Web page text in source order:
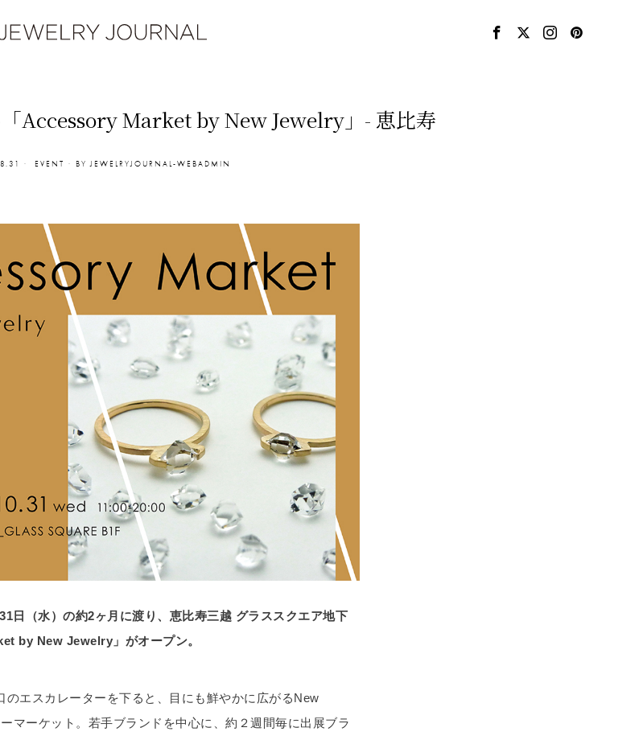
Accessory Market by New Jewelry」- 恵比寿
EVENT BY JEWELRYJOURNAL-WEBADMIN
日（水）の約2ヶ月に渡り、恵比寿三越 グラススクエア地下
by New Jewelry」がオープン。
のエスカレーターを下ると、目にも鮮やかに広がるNew
マーケット。若手ブランドを中心に、約２週間毎に出展ブラ